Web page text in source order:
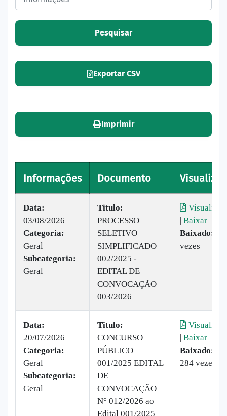
Pesquisar
Exportar CSV
Imprimir
Informações Documento Visualizar
Data:
03/08/2026
Categoria:
Geral
Subcategoria:
Geral
Titulo:
PROCESSO
SELETIVO
SIMPLIFICADO
002/2025 -
EDITAL DE
CONVOCAÇÃO
003/2026
Visualizar
| Baixar
Baixado:
vezes
Data:
20/07/2026
Categoria:
Geral
Subcategoria:
Geral
Titulo:
CONCURSO
PÚBLICO
001/2025 EDITAL
DE
CONVOCAÇÃO
N° 012/2026 ao
Edital 001/2025 –
Visualizar
| Baixar
Baixado:
284 vezes